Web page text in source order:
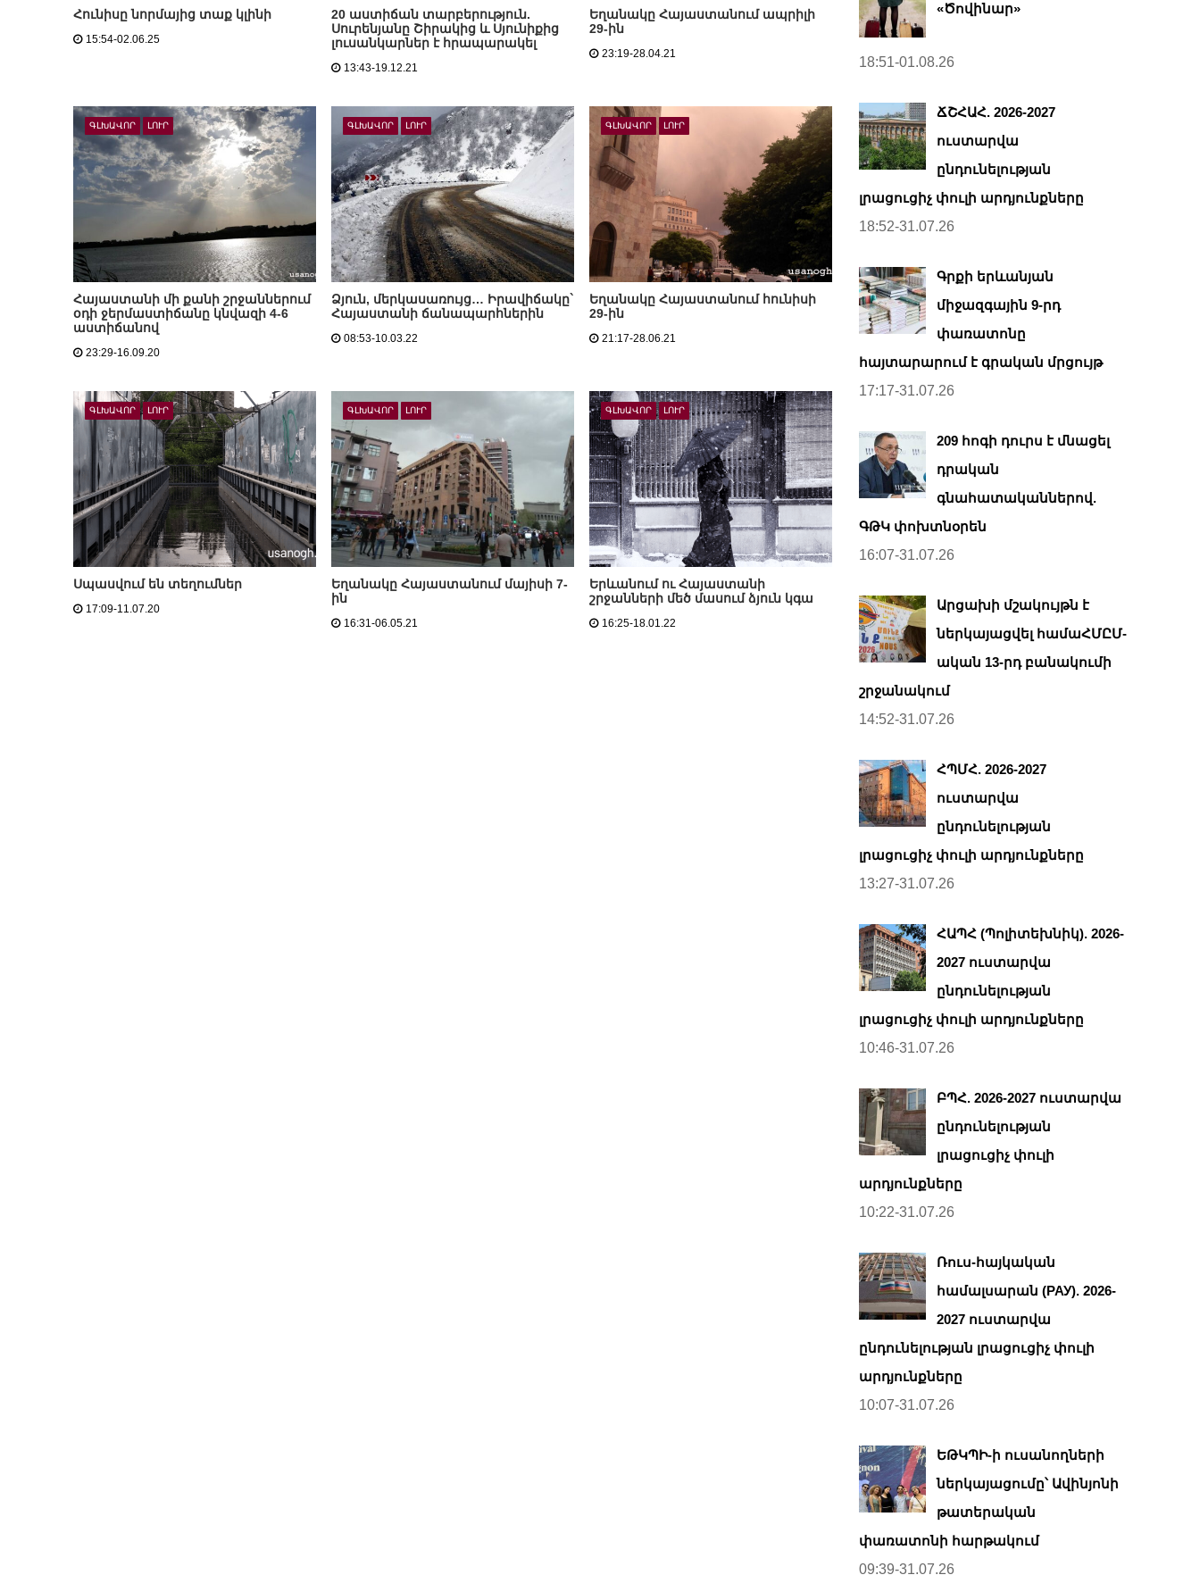
Հունիսը նորմայից տաք կլինի
15:54-02.06.25
20 աստիճան տարբերություն.
Սուրենյանը Շիրակից և Սյունիքից
լուսանկարներ է հրապարակել
13:43-19.12.21
Եղանակը Հայաստանում ապրիլի
29-ին
23:19-28.04.21
ԳԼԽԱՎՈՐ ԼՈՒՐ
Հայաստանի մի քանի շրջաններում
օդի ջերմաստիճանը կնվազի 4-6
աստիճանով
23:29-16.09.20
ԳԼԽԱՎՈՐ ԼՈՒՐ
Ձյուն, մերկասառույց… Իրավիճակը`
Հայաստանի ճանապարհներին
08:53-10.03.22
ԳԼԽԱՎՈՐ ԼՈՒՐ
Եղանակը Հայաստանում հունիսի
29-ին
21:17-28.06.21
ԳԼԽԱՎՈՐ ԼՈՒՐ
Սպասվում են տեղումներ
17:09-11.07.20
ԳԼԽԱՎՈՐ ԼՈՒՐ
Եղանակը Հայաստանում մայիսի 7-
ին
16:31-06.05.21
ԳԼԽԱՎՈՐ ԼՈՒՐ
Երևանում ու Հայաստանի
շրջանների մեծ մասում ձյուն կգա
16:25-18.01.22
«Ծովինար»
18:51-01.08.26
ՃՇՀԱՀ. 2026-2027
ուստարվա
ընդունելության
լրացուցիչ փուլի արդյունքները
18:52-31.07.26
Գրքի երևանյան
միջազգային 9-րդ
փառատոնը
հայտարարում է գրական մրցույթ
17:17-31.07.26
209 հոգի դուրս է մնացել
դրական
գնահատականներով.
ԳԹԿ փոխտնօրեն
16:07-31.07.26
Արցախի մշակույթն է
ներկայացվել համաՀՄԸՄ-
ական 13-րդ բանակումի
շրջանակում
14:52-31.07.26
ՀՊՄՀ. 2026-2027
ուստարվա
ընդունելության
լրացուցիչ փուլի արդյունքները
13:27-31.07.26
ՀԱՊՀ (Պոլիտեխնիկ). 2026-
2027 ուստարվա
ընդունելության
լրացուցիչ փուլի արդյունքները
10:46-31.07.26
ԲՊՀ. 2026-2027 ուստարվա
ընդունելության
լրացուցիչ փուլի
արդյունքները
10:22-31.07.26
Ռուս-հայկական
համալսարան (РАУ). 2026-
2027 ուստարվա
ընդունելության լրացուցիչ փուլի
արդյունքները
10:07-31.07.26
ԵԹԿՊԻ-ի ուսանողների
ներկայացումը՝ Ավինյոնի
թատերական
փառատոնի հարթակում
09:39-31.07.26